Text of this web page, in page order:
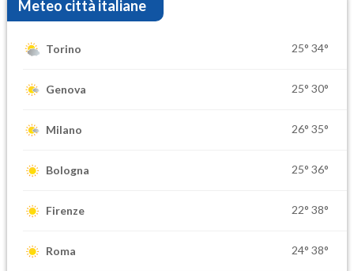
Meteo città italiane
Torino 25° 34°
Genova 25° 30°
Milano 26° 35°
Bologna 25° 36°
Firenze 22° 38°
Roma 24° 38°